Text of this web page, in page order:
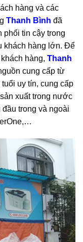
hàng và các
Thanh Bình đã
phối tin cậy trong
khách hàng lớn. Để
hàng, Thanh
cung cấp từ
uy tín, cung cấp
xuất trong nước
trong và ngoài